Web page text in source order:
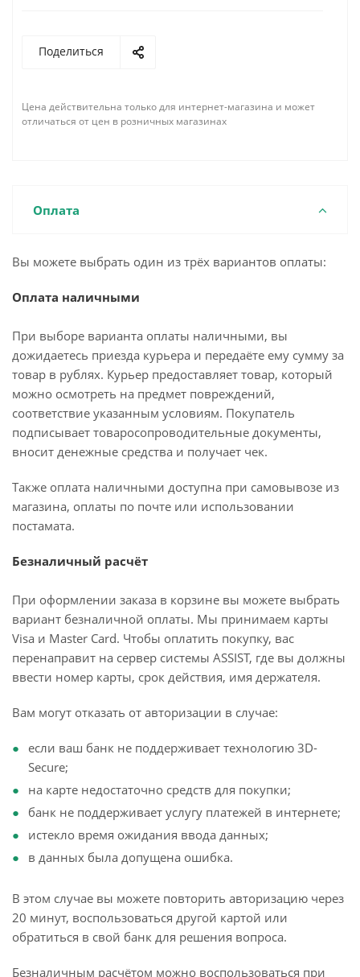
Поделиться
Цена действительна только для интернет-магазина и может
отличаться от цен в розничных магазинах
Оплата
Вы можете выбрать один из трёх вариантов оплаты:
Оплата наличными
При выборе варианта оплаты наличными, вы
дожидаетесь приезда курьера и передаёте ему сумму за
товар в рублях. Курьер предоставляет товар, который
можно осмотреть на предмет повреждений,
соответствие указанным условиям. Покупатель
подписывает товаросопроводительные документы,
вносит денежные средства и получает чек.
Также оплата наличными доступна при самовывозе из
магазина, оплаты по почте или использовании
постамата.
Безналичный расчёт
При оформлении заказа в корзине вы можете выбрать
вариант безналичной оплаты. Мы принимаем карты
Visa и Master Card. Чтобы оплатить покупку, вас
перенаправит на сервер системы ASSIST, где вы должны
ввести номер карты, срок действия, имя держателя.
Вам могут отказать от авторизации в случае:
если ваш банк не поддерживает технологию 3D-
Secure;
на карте недостаточно средств для покупки;
банк не поддерживает услугу платежей в интернете;
истекло время ожидания ввода данных;
в данных была допущена ошибка.
В этом случае вы можете повторить авторизацию через
20 минут, воспользоваться другой картой или
обратиться в свой банк для решения вопроса.
Безналичным расчётом можно воспользоваться при